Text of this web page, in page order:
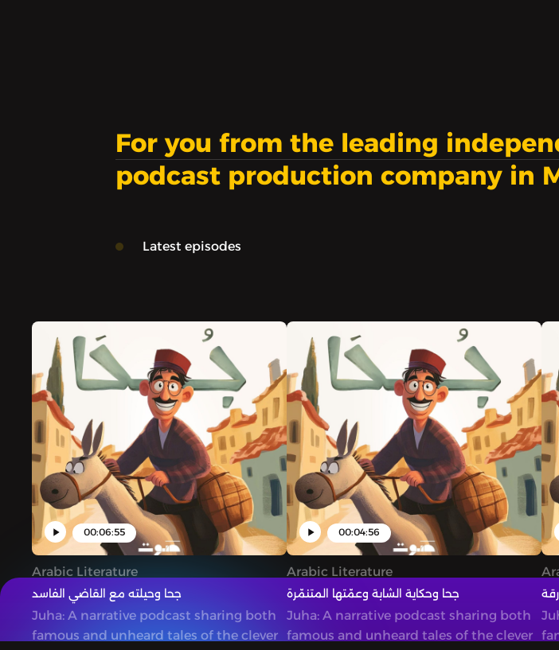
For you from the leading
podcast production company in
Latest episodes
00:06:55
Arabic Literature
جحا وحيلته مع القاضي الفاسد
Juha: A narrative podcast sharing both
famous and unheard tales of the clever
00:04:56
Arabic Literature
جحا وحكاية الشابة وعمّتها المتنمّرة
Juha: A narrative podcast sharing both
famous and unheard tales of the clever